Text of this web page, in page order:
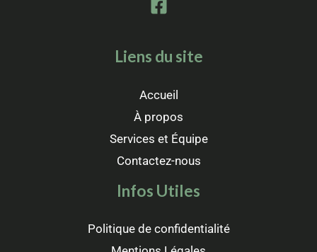
Liens du site
Accueil
À propos
Services et Équipe
Contactez-nous
Infos Utiles
Politique de confidentialité